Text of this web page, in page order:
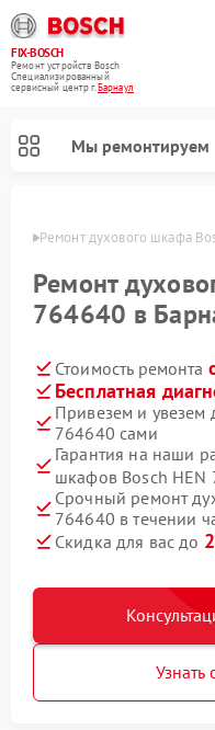
FIX-BOSCH
Ремонт устройств Bosch
Специализированный
cервисный центр г.Барнаул
Мы ремонтируем
Ремонт духового шкафа
Ремонт
764640 в
Стоимость ремонта
Бесплатная
Привезем и увезем
764640 сами
Гарантия на наши
шкафов Bosch HEN
Срочный ремонт
764640 в течении
Скидка для вас до
Узнать